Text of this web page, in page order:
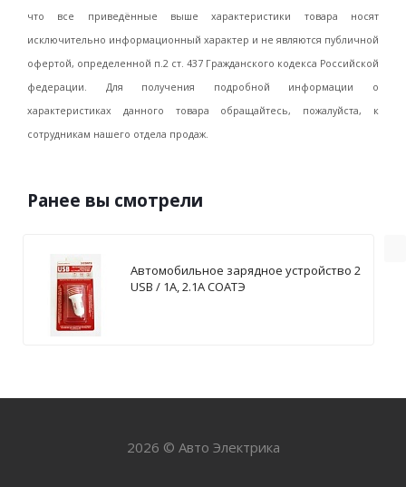
что все приведённые выше характеристики товара носят
исключительно информационный характер и не являются публичной
офертой, определенной п.2 ст. 437 Гражданского кодекса Российской
федерации. Для получения подробной информации о
характеристиках данного товара обращайтесь, пожалуйста, к
сотрудникам нашего отдела продаж.
Ранее вы смотрели
Автомобильное зарядное устройство 2
USB / 1А, 2.1А СОАТЭ
2026 © Авто Электрика